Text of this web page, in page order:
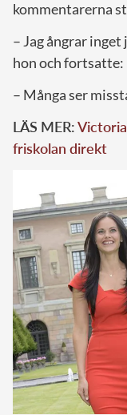
kommentarerna
– Jag ångrar
hon och fortsatte:
– Många ser
LÄS MER:
friskolan direkt